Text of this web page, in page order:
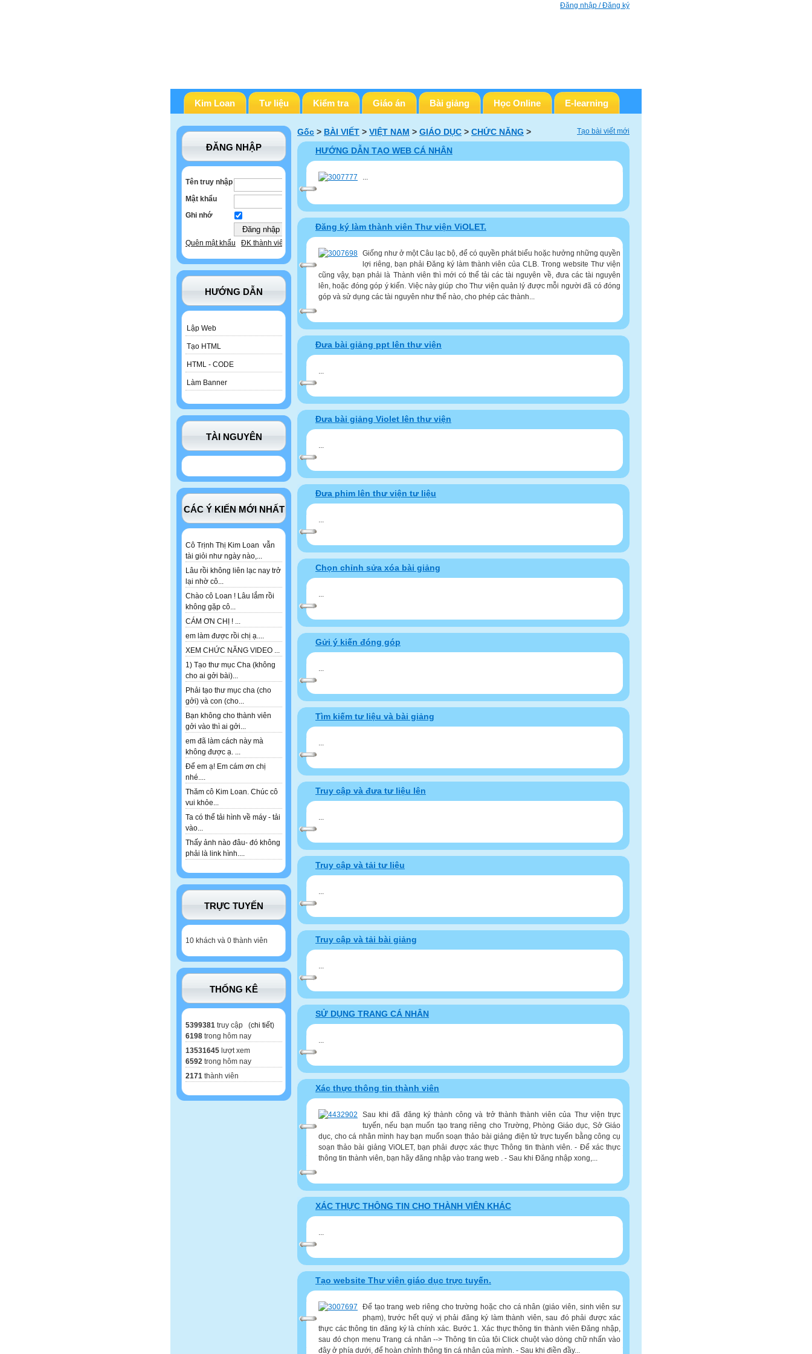
Đăng nhập / Đăng ký
Kim Loan Tư liệu Kiểm tra Giáo án Bài giảng Học Online E-learning
ĐĂNG NHẬP
Tên truy nhập
Mật khẩu
Ghi nhớ
Quên mật khẩu ĐK thành viên
HƯỚNG DẪN
Lập Web
Tạo HTML
HTML - CODE
Làm Banner
TÀI NGUYÊN
CÁC Ý KIẾN MỚI NHẤT
Cô Trịnh Thị Kim Loan vẫn
tài giỏi như ngày nào,...
Lâu rồi không liên lạc nay trở
lại nhờ cô...
Chào cô Loan ! Lâu lắm rồi
không gặp cô...
CÁM ƠN CHỊ ! ...
em làm được rồi chị ạ....
XEM CHỨC NĂNG VIDEO ...
1) Tạo thư mục Cha (không
cho ai gởi bài)...
Phải tạo thư mục cha (cho
gởi) và con (cho...
Bạn không cho thành viên
gởi vào thì ai gởi...
em đã làm cách này mà
không được ạ. ...
Để em ạ! Em cám ơn chị
nhé....
Thăm cô Kim Loan. Chúc cô
vui khỏe...
Ta có thể tải hình về máy - tải
vào...
Thấy ảnh nào đâu- đó không
phải là link hình....
TRỰC TUYẾN
10 khách và 0 thành viên
THỐNG KÊ
5399381 truy cập (chi tiết)
6198 trong hôm nay
13531645 lượt xem
6592 trong hôm nay
2171 thành viên
Gốc > BÀI VIẾT > VIỆT NAM > GIÁO DỤC > CHỨC NĂNG > Tạo bài viết mới
HƯỚNG DẪN TẠO WEB CÁ NHÂN
...
Đăng ký làm thành viên Thư viện ViOLET.
Giống như ở một Câu lạc bộ, để có quyền phát biểu hoặc hưởng những quyền
lợi riêng, bạn phải Đăng ký làm thành viên của CLB. Trong website Thư viện
cũng vậy, bạn phải là Thành viên thì mới có thể tải các tài nguyên về, đưa các tài nguyên
lên, hoặc đóng góp ý kiến. Việc này giúp cho Thư viện quản lý được mỗi người đã có đóng
góp và sử dụng các tài nguyên như thế nào, cho phép các thành...
Đưa bài giảng ppt lên thư viện
...
Đưa bài giảng Violet lên thư viện
...
Đưa phim lên thư viện tư liệu
...
Chọn chỉnh sửa xóa bài giảng
...
Gửi ý kiến đóng góp
...
Tìm kiếm tư liệu và bài giảng
...
Truy cập và đưa tư liệu lên
...
Truy cập và tải tư liệu
...
Truy cập và tải bài giảng
...
SỬ DỤNG TRANG CÁ NHÂN
...
Xác thực thông tin thành viên
Sau khi đã đăng ký thành công và trở thành thành viên của Thư viện trực
tuyến, nếu bạn muốn tạo trang riêng cho Trường, Phòng Giáo dục, Sở Giáo
dục, cho cá nhân mình hay bạn muốn soạn thảo bài giảng điện tử trực tuyến bằng công cụ
soạn thảo bài giảng ViOLET, bạn phải được xác thực Thông tin thành viên. - Để xác thực
thông tin thành viên, bạn hãy đăng nhập vào trang web . - Sau khi Đăng nhập xong,...
XÁC THỰC THÔNG TIN CHO THÀNH VIÊN KHÁC
...
Tạo website Thư viện giáo dục trực tuyến.
Để tạo trang web riêng cho trường hoặc cho cá nhân (giáo viên, sinh viên sư
phạm), trước hết quý vị phải đăng ký làm thành viên, sau đó phải được xác
thực các thông tin đăng ký là chính xác. Bước 1. Xác thực thông tin thành viên Đăng nhập,
sau đó chọn menu Trang cá nhân --> Thông tin của tôi Click chuột vào dòng chữ nhấn vào
đây ở phía dưới, để hoàn chỉnh thông tin cá nhân của mình. - Sau khi điền đầy...